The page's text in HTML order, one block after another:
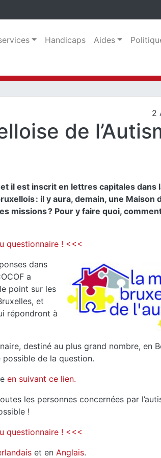
Handicaps Aides
2
de
il est inscrit en lettres capitales dans
: il y aura, demain, une Maison
missions ? Pour y faire quoi,
questionnaire ! <<<
dans
a
point sur les
et
répondront à
destiné au plus grand nombre, en
possible de la question.
en suivant ce lien.
les personnes concernées par
!
questionnaire ! <<<
et en Anglais.